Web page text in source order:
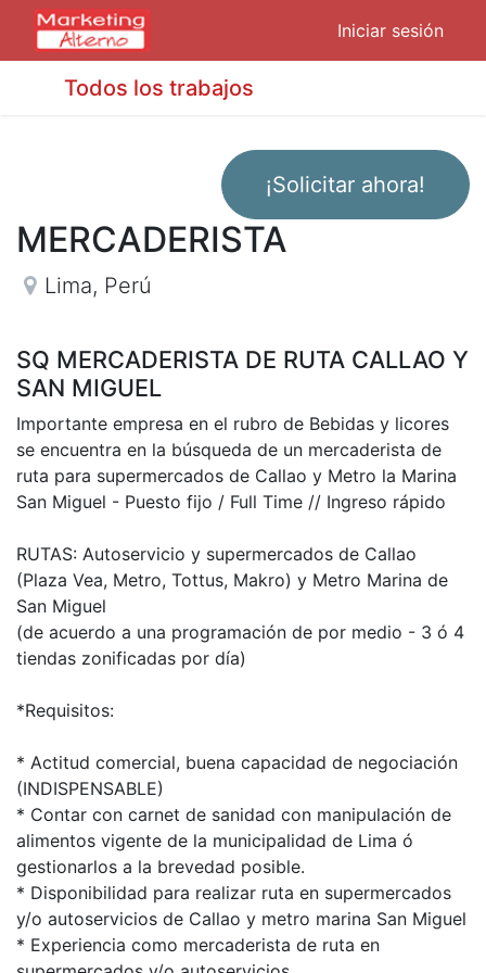
Iniciar sesión
Todos los trabajos
¡Solicitar ahora!
MERCADERISTA
Lima, Perú
SQ MERCADERISTA DE RUTA CALLAO Y
SAN MIGUEL
Importante empresa en el rubro de Bebidas y licores
se encuentra en la búsqueda de un mercaderista de
ruta para supermercados de Callao y Metro la Marina
San Miguel - Puesto fijo / Full Time // Ingreso rápido
RUTAS: Autoservicio y supermercados de Callao
(Plaza Vea, Metro, Tottus, Makro) y Metro Marina de
San Miguel
(de acuerdo a una programación de por medio - 3 ó 4
tiendas zonificadas por día)
*Requisitos:
* Actitud comercial, buena capacidad de negociación
(INDISPENSABLE)
* Contar con carnet de sanidad con manipulación de
alimentos vigente de la municipalidad de Lima ó
gestionarlos a la brevedad posible.
* Disponibilidad para realizar ruta en supermercados
y/o autoservicios de Callao y metro marina San Miguel
* Experiencia como mercaderista de ruta en